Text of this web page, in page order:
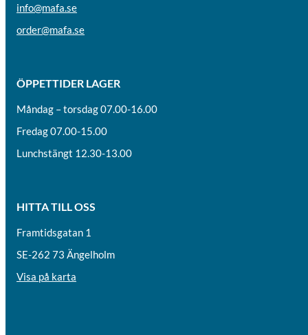
info@mafa.se
order@mafa.se
ÖPPETTIDER LAGER
Måndag – torsdag 07.00-16.00
Fredag 07.00-15.00
Lunchstängt 12.30-13.00
HITTA TILL OSS
Framtidsgatan 1
SE-262 73 Ängelholm
Visa på karta